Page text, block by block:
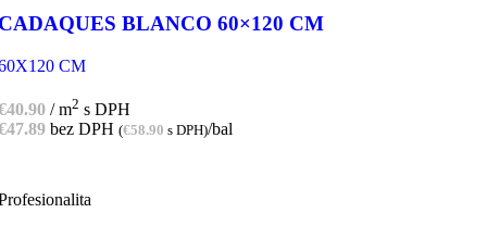
BLANCO 60×120 CM
CM
40.90 / m2 s DPH
47.89 bez DPH (€58.90 s DPH)/bal